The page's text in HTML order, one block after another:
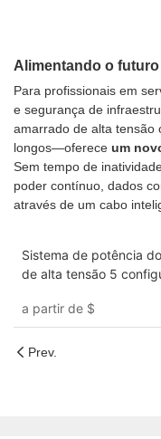
Alimentando o
Para profissionais em
e segurança de
amarrado de alta tensão
longos—oferece um
Sem tempo de
poder contínuo, dados
através de um cabo
Sistema de potência
de alta tensão 5
a partir de $
Prev.